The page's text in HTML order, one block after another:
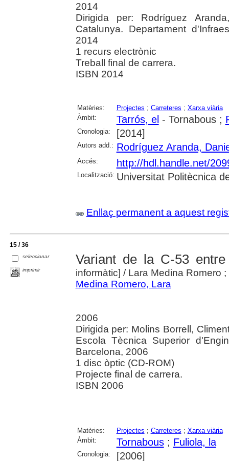
2014
Dirigida per: Rodríguez
Catalunya. Departament
2014
1 recurs electrònic
Treball final de carrera.
ISBN 2014
Matèries: Projectes ; Carreteres ; Xarxa viària
Àmbit:
Tarrós, el- Tornabous ;
Cronologia: [2014]
Autors add.: Rodríguez Aranda,
Accés: http://hdl.handle.net/
Localització: Universitat Politècnica
Enllaç permanent a aquest
15 / 36
seleccionar
imprimir
Variant de la C-53
informàtic] / Lara Medina Romero
Medina Romero, Lara
2006
Dirigida per: Molins Borrell,
Escola Tècnica Superior
Barcelona, 2006
1 disc òptic (CD-ROM)
Projecte final de carrera.
ISBN 2006
Matèries: Projectes ; Carreteres ; Xarxa viària
Àmbit:
Tornabous; Fuliola, la
Cronologia: [2006]